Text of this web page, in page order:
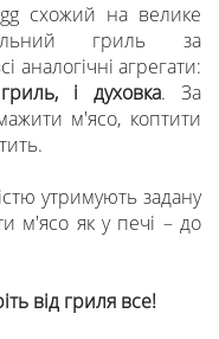
схожий на велике
гриль за
аналогічні агрегати:
і духовка. За
м'ясо, коптити
утримують задану
м'ясо як у печі – до
від гриля все!